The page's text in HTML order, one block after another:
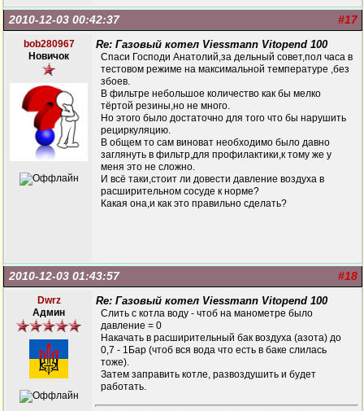
#17
2010-12-03 00:42:37
bob280967
Новичок
Re: Газовый котел Viessmann Vitopend 100
Спаси Господи Анатолий,за дельный совет,пол часа в
тестовом режиме на максимальной температуре ,без
збоев.
В фильтре небольшое количество как бы мелко
тёртой резины,но не много.
Но этого было достаточно для того что бы нарушить
рециркуляцию.
В общем то сам виноват необходимо было давно
заглянуть в фильтр,для профилактики,к тому же у
меня это не сложно.
И всё таки,стоит ли довести давление воздуха в
расширительном сосуде к норме?
Какая она,и как это правильно сделать?
#18
2010-12-03 01:43:57
Dwrz
Админ
Re: Газовый котел Viessmann Vitopend 100
Слить с котла воду - чтоб на манометре было
давление = 0
Накачать в расширительный бак воздуха (азота) до
0,7 - 1Бар (чтоб вся вода что есть в баке слилась
тоже).
Затем заправить котле, развоздушить и будет
работать.